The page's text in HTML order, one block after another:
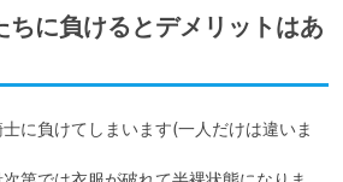
ちに負けるとデメリットはあ
に負けてしまいます(一人だけは違いま